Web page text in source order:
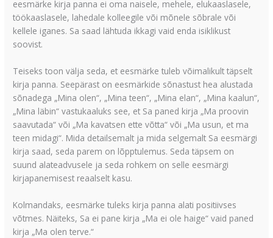
eesmärke kirja panna ei oma naisele, mehele, elukaaslasele,
töökaaslasele, lahedale kolleegile või mõnele sõbrale või
kellele iganes. Sa saad lähtuda ikkagi vaid enda isiklikust
soovist.
Teiseks toon välja seda, et eesmärke tuleb võimalikult täpselt
kirja panna. Seepärast on eesmärkide sõnastust hea alustada
sõnadega „Mina olen“, „Mina teen“, „Mina elan“, „Mina kaalun“,
„Mina läbin“ vastukaaluks see, et Sa paned kirja „Ma proovin
saavutada“ või „Ma kavatsen ette võtta“ või „Ma usun, et ma
teen midagi“. Mida detailsemalt ja mida selgemalt Sa eesmärgi
kirja saad, seda parem on lõpptulemus. Seda täpsem on
suund alateadvusele ja seda rohkem on selle eesmärgi
kirjapanemisest reaalselt kasu.
Kolmandaks, eesmärke tuleks kirja panna alati positiivses
võtmes. Näiteks, Sa ei pane kirja „Ma ei ole haige“ vaid paned
kirja „Ma olen terve.“